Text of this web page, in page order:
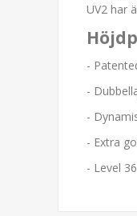
UV2 har
-
-
-
- Extra
- Level